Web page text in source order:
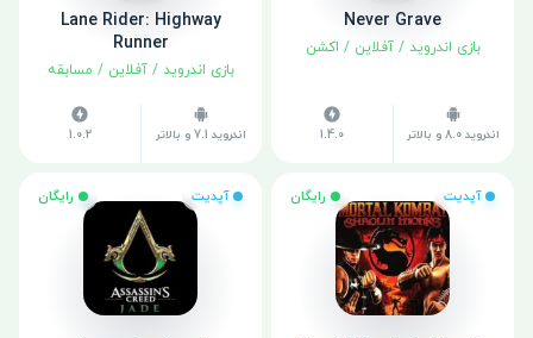
Never Grave
بازی اندروید /آفلاین / اکشن
اندروید 8.0 و بالاتر 1.4.0
Lane Rider: Highway
Runner
بازی اندروید /آفلاین / مسابقه
اندروید 7.1 و بالاتر 1.0.2
آپدیت رایگان آپدیت رایگان